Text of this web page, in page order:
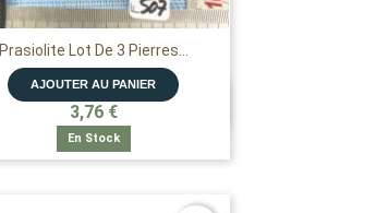
Prasiolite Lot De 3 Pierres...
AJOUTER AU PANIER
3,76 €
En Stock
APERÇU RAPIDE